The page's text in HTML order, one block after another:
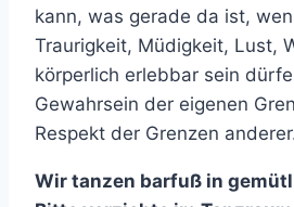
kann, was gerade da ist,
Traurigkeit, Müdigkeit, Lust,
körperlich erlebbar sein
Gewahrsein der eigenen
Respekt der Grenzen
Wir tanzen barfuß in